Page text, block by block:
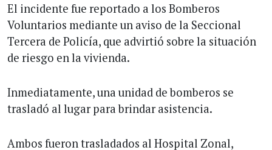
El incidente fue reportado a los Bomberos
Voluntarios mediante un aviso de la Seccional
Tercera de Policía, que advirtió sobre la situación
de riesgo en la vivienda.
Inmediatamente, una unidad de bomberos se
trasladó al lugar para brindar asistencia.
Ambos fueron trasladados al Hospital Zonal,